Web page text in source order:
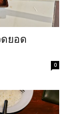
ยอด
0